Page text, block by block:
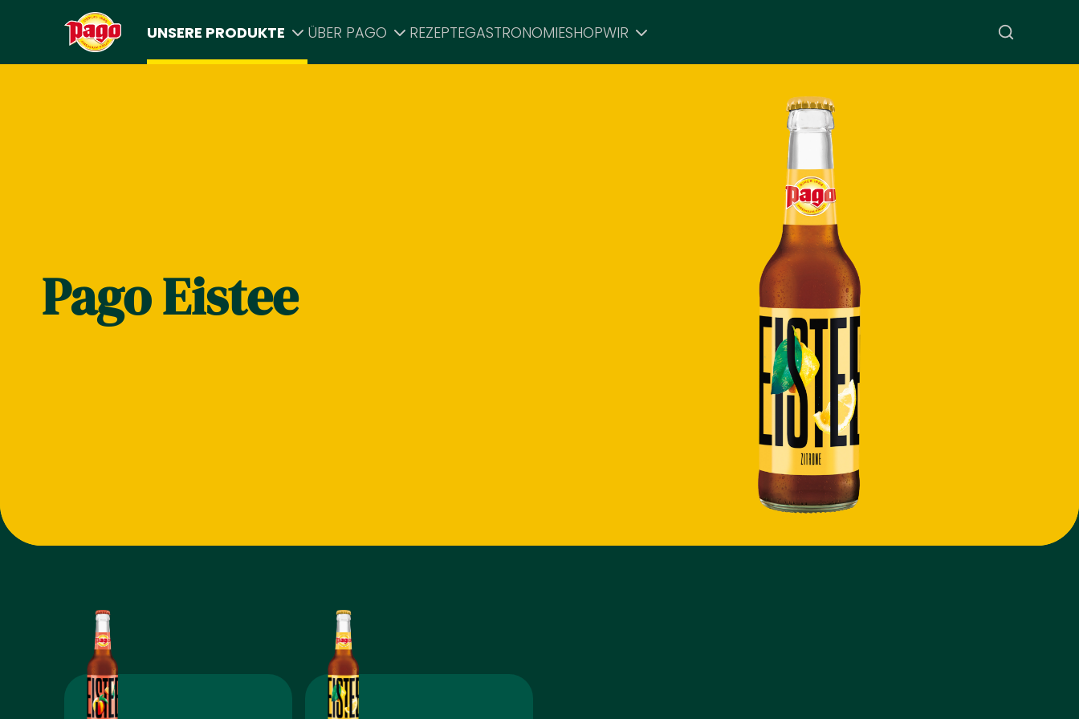
Zum Inhalt springenUNSERE PRODUKTE ÜBER PAGO REZEPTEGASTRONOMIESHOPWIR Suche
Pago Eistee